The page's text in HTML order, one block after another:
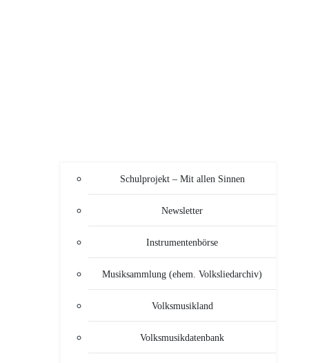
Schulprojekt – Mit allen Sinnen
Newsletter
Instrumentenbörse
Musiksammlung (ehem. Volksliedarchiv)
Volksmusikland
Volksmusikdatenbank